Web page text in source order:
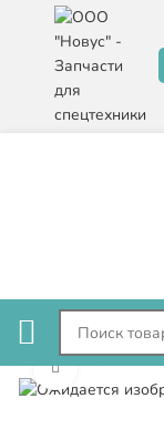
Нажмите,